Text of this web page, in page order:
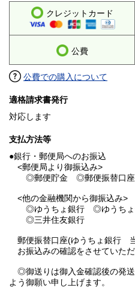
クレジットカード
公費
公費での購入について
適格請求書発行
対応します
支払方法等
●銀行・郵便局へのお振込
<郵便局より御振込み>
◎郵便貯金 ◎郵便振替口座
<他の金融機関から御振込み>
◎ゆうちょ銀行 ◎ゆうちょ
◎三井住友銀行
郵便振替口座(ゆうちょ銀行 当
お振込みの確認をさせていただ
◎御送りは御入金確認後の発
よう御願い申し上げます。